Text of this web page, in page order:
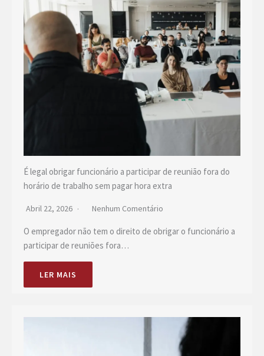
É legal obrigar funcionário a participar de reunião fora do
horário de trabalho sem pagar hora extra
Abril 22, 2026 Nenhum Comentário
O empregador não tem o direito de obrigar o funcionário a
participar de reuniões fora…
LER MAIS